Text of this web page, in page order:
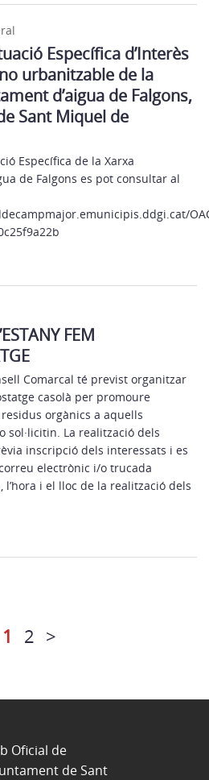
Específica d’Interès
urbanitzable de la
d’aigua de Falgons,
Sant Miquel de
Específica de la Xarxa
de Falgons es pot consultar al
FEM
Comarcal té previst organitzar
casolà per promoure
residus orgànics a aquells
sol·licitin. La realització dels
inscripció dels interessats i es
electrònic i/o trucada
l’hora i el lloc de la realització dels
1 2 >
Oficial de
de Sant